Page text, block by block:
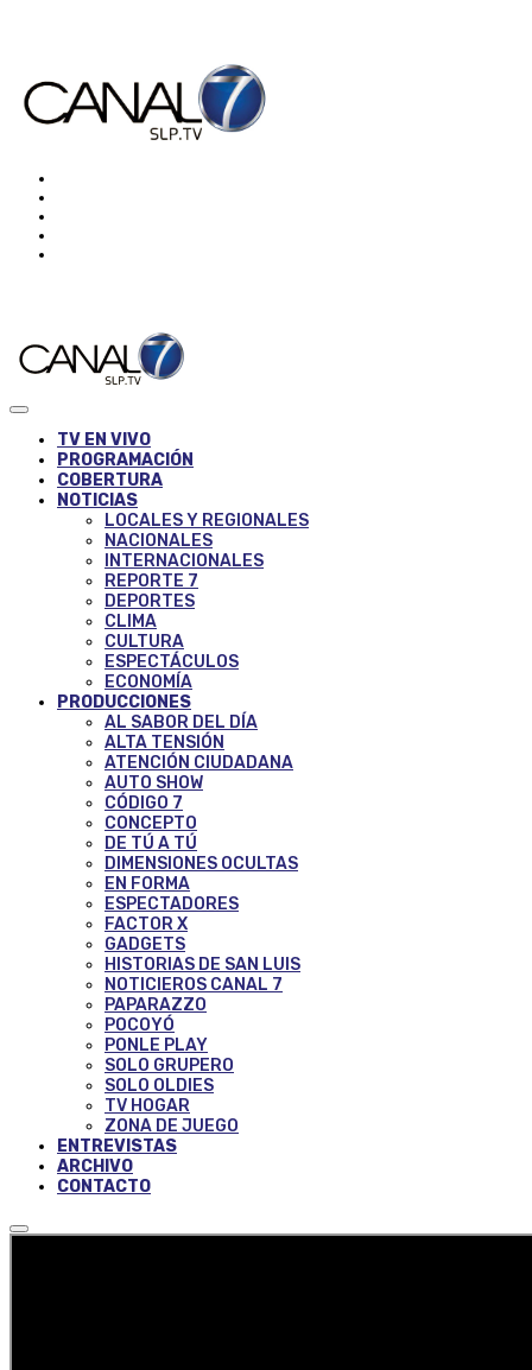
TV EN VIVO
PROGRAMACIÓN
COBERTURA
NOTICIAS
LOCALES Y REGIONALES
NACIONALES
INTERNACIONALES
REPORTE 7
DEPORTES
CLIMA
CULTURA
ESPECTÁCULOS
ECONOMÍA
PRODUCCIONES
AL SABOR DEL DÍA
ALTA TENSIÓN
ATENCIÓN CIUDADANA
AUTO SHOW
CÓDIGO 7
CONCEPTO
DE TÚ A TÚ
DIMENSIONES OCULTAS
EN FORMA
ESPECTADORES
FACTOR X
GADGETS
HISTORIAS DE SAN LUIS
NOTICIEROS CANAL 7
PAPARAZZO
POCOYÓ
PONLE PLAY
SOLO GRUPERO
SOLO OLDIES
TV HOGAR
ZONA DE JUEGO
ENTREVISTAS
ARCHIVO
CONTACTO